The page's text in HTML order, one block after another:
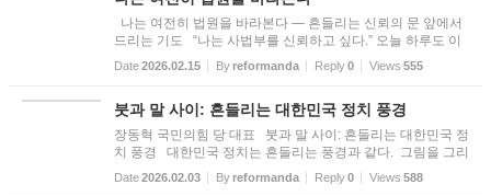
나는 여전히 법원을 바라본다 — 흔들리는 신뢰의 문 앞에서
드리는 기도 “나는 사법부를 신뢰하고 싶다.” 오늘 하루도 이
문장을 마음속에서 여러 번 되뇐다. 이것을 확신처럼 말하고 싶
지만, 사실은 소망에 더 가깝다. 믿고 싶다는 마음과, 흔들리는
Date2026.02.15 Byreformanda Reply0 Views 555
붓과 말 사이: 흔들리는 대한민국 정치 풍경
장동혁 국민의힘 당 대표 붓과 말 사이: 흔들리는 대한민국 정
치 풍경 대한민국 정치는 흔들리는 풍경과 같다. 그림을 그리
는 화가와 그 그림을 해석하고 평가하는 평론가를 떠올려 본
다. 두 사람은 서로를 필요로 한다. 화가는 자신의 작업을 거쳐
Date2026.02.03 Byreformanda Reply0 Views 588